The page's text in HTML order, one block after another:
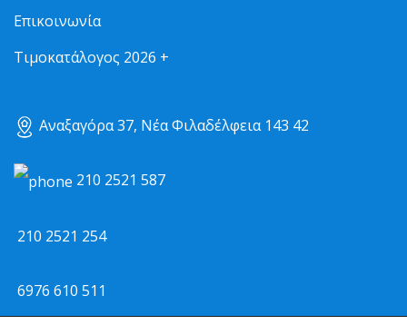
Επικοινωνία
Τιμοκατάλογος 2026 +
Αναξαγόρα 37, Νέα Φιλαδέλφεια 143 42
210 2521 587
210 2521 254
6976 610 511